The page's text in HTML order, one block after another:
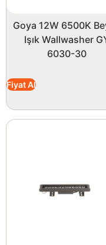
Goya 12W 6500K
Işık Wallwasher
6030-30
Fiyat Al